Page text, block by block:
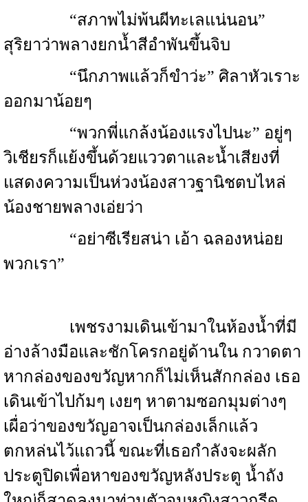
“สภาพไม่พ้นผีทะเลแน่นอน”
สุริยาว่าพลางยกน้ำสีอำพันขึ้นจิบ
“นึกภาพแล้วก็ขำว่ะ” ศิลาหัวเราะ
ออกมาน้อยๆ
“พวกพี่แกล้งน้องแรงไปนะ” อยู่ๆ
วิเชียรก็แย้งขึ้นด้วยแววตาและน้ำเสียงที่
แสดงความเป็นห่วงน้องสาวฐานิชตบไหล่
น้องชายพลางเอ่ยว่า
“อย่าซีเรียสน่า เอ้า ฉลองหน่อย
พวกเรา”
เพชรงามเดินเข้ามาในห้องน้ำที่มี
อ่างล้างมือและชักโครกอยู่ด้านใน กวาดตา
หากล่องของขวัญหากก็ไม่เห็นสักกล่อง เธอ
เดินเข้าไปก้มๆ เงยๆ หาตามซอกมุมต่างๆ
เผื่อว่าของขวัญอาจเป็นกล่องเล็กแล้ว
ตกหล่นไว้แถวนี้ ขณะที่เธอกำลังจะผลัก
ประตูปิดเพื่อหาของขวัญหลังประตู น้ำถัง